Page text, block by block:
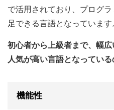
で活用されており、プログ
足できる言語となっています
初心者から上級者まで、幅広
人気が高い言語となっている
機能性